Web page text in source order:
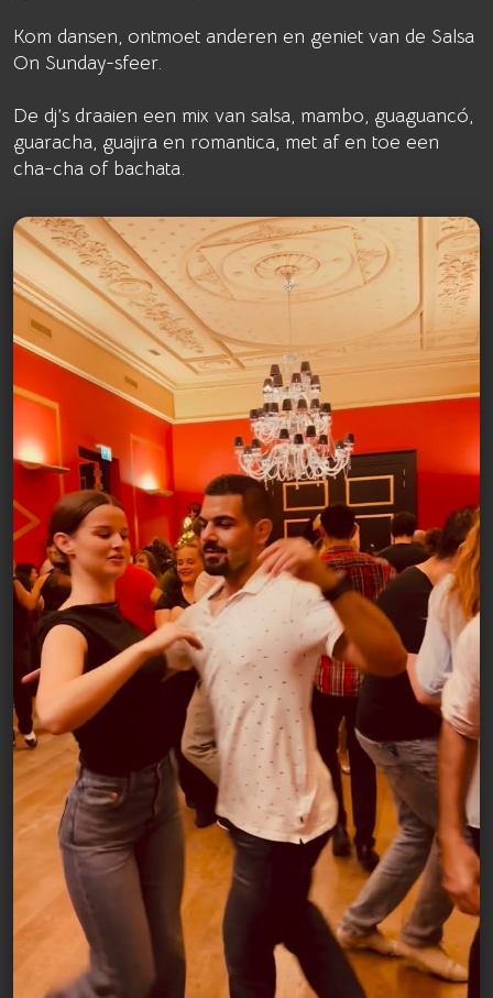
Kom dansen, ontmoet anderen en geniet van de Salsa
On Sunday-sfeer.
De dj’s draaien een mix van salsa, mambo, guaguancó,
guaracha, guajira en romantica, met af en toe een
cha-cha of bachata.